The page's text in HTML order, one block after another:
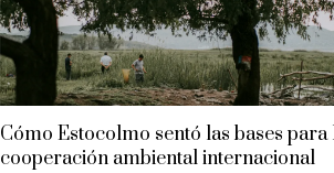
Cómo Estocolmo sentó las bases para
cooperación ambiental internacional